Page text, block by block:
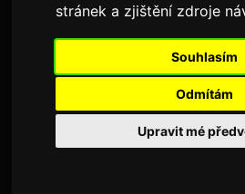
stránek a zjištění zdroje
Souhlasím
Odmítám
Upravit mé
andy_7
Hledám pohodového